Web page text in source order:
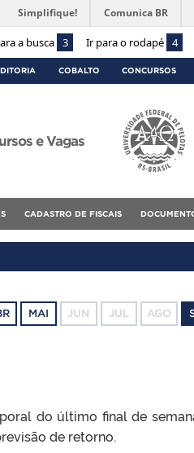
a busca 3 Ir para o rodapé 4
Simplifique! Comunica BR
COBALTO CONCURSOS
e Vagas
CADASTRO DE FISCAIS
MAI JUN JUL AGO
do último final de
de retorno.